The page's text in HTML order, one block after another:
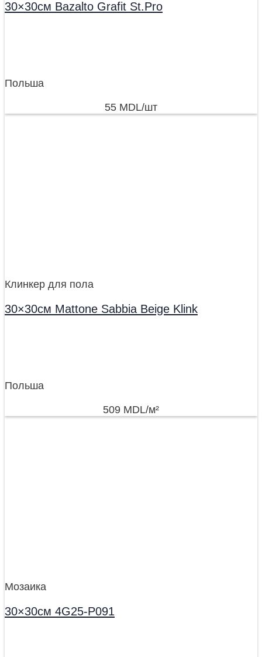
30×30см Bazalto Grafit St.Pro
Польша
55 MDL/шт
Клинкер для пола
30×30см Mattone Sabbia Beige Klink
Польша
509 MDL/м²
Мозаика
30×30см 4G25-P091